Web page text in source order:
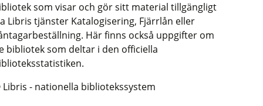
som visar och gör sitt material tillgängligt
Libris tjänster Katalogisering, Fjärrlån eller
Här finns också uppgifter om
bibliotek som deltar i den officiella
- nationella bibliotekssystem